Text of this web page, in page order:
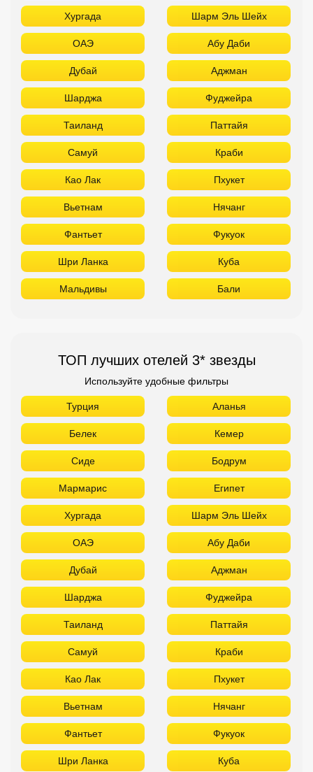
Хургада Шарм Эль Шейх
ОАЭ Абу Даби
Дубай Аджман
Шарджа Фуджейра
Таиланд Паттайя
Самуй Краби
Као Лак Пхукет
Вьетнам Нячанг
Фантьет Фукуок
Шри Ланка Куба
Мальдивы Бали
ТОП лучших отелей 3* звезды
Используйте удобные фильтры
Турция Аланья
Белек Кемер
Сиде Бодрум
Мармарис Египет
Хургада Шарм Эль Шейх
ОАЭ Абу Даби
Дубай Аджман
Шарджа Фуджейра
Таиланд Паттайя
Самуй Краби
Као Лак Пхукет
Вьетнам Нячанг
Фантьет Фукуок
Шри Ланка Куба